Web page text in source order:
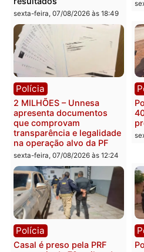
Política
Marcos Rogério apresenta
Plano de Governo com
228 projetos, metas
públicas e
acompanhamento de
resultados
sexta-feira, 07/08/2026 às 18:49
Polícia